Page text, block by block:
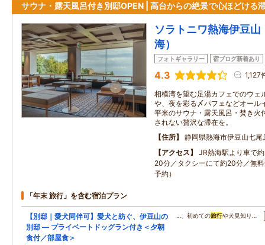
サウナ・露天風呂付き別邸OPEN | 高台からの絶景で心ほどける
ソラトニワ熱海伊豆
海）
フォトギャラリー 宿ブログ新着あり
4.3 1,127
相模湾を望む足湯カフェでのウェ
や、夜を彩る〆パフェなどオール
平米のサウナ・露天風呂・焚き火
されない贅沢な滞在を。
住所
静岡県熱海市伊豆山七
アクセス
JR熱海駅より車で
20分／タクシーにて約20分／無
予約）
「年末 旅行」を含む宿泊プラン
【別邸｜愛犬同伴可】愛犬と紡ぐ、伊豆山の
別邸 ― プライベートドッグラン付き＜夕朝
食付／部屋食＞
…、初めての旅行や犬見知り…